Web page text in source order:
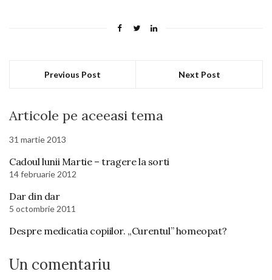
Previous Post Next Post
Articole pe aceeasi tema
31 martie 2013
Cadoul lunii Martie – tragere la sorti
14 februarie 2012
Dar din dar
5 octombrie 2011
Despre medicatia copiilor. „Curentul” homeopat?
Un comentariu